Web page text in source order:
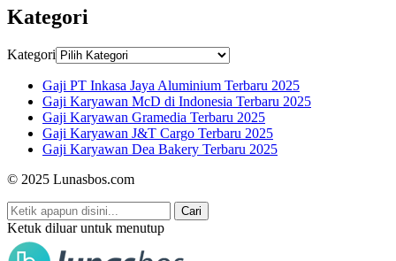
Kategori
Kategori
Gaji PT Inkasa Jaya Aluminium Terbaru 2025
Gaji Karyawan McD di Indonesia Terbaru 2025
Gaji Karyawan Gramedia Terbaru 2025
Gaji Karyawan J&T Cargo Terbaru 2025
Gaji Karyawan Dea Bakery Terbaru 2025
© 2025 Lunasbos.com
Cari
Ketuk diluar untuk menutup